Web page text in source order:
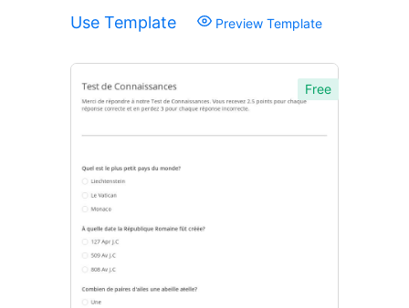
Use Template Preview Template
Free